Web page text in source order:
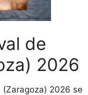
de
2026
2026 se